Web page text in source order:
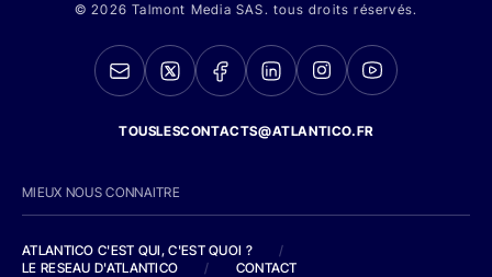
© 2026 Talmont Media SAS. tous droits réservés.
TOUSLESCONTACTS@ATLANTICO.FR
MIEUX NOUS CONNAITRE
ATLANTICO C'EST QUI, C'EST QUOI ?
/
LE RESEAU D'ATLANTICO
/ CONTACT